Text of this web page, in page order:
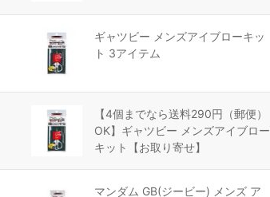
ギャツビー メンズアイブローキッ
ト 3アイテム
【4個までなら送料290円（郵便）
OK】ギャツビー メンズアイブロー
キット【お取り寄せ】
マンダム GB(ジービー) メンズ ア